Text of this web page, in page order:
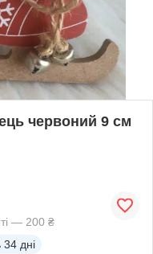
червоний 9 см
— 200 ₴
34 дні